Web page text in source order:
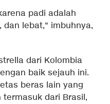
padi adalah
dan lebat," imbuhnya,
dari Kolombia
baik sejauh ini.
beras lain yang
dari Brasil,